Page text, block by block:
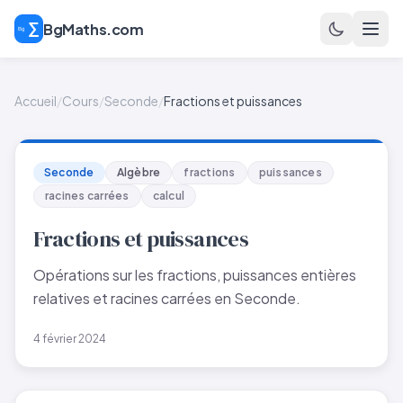
BgMaths.com
Accueil/Cours/Seconde/Fractions et puissances
Seconde Algèbre fractions
puissances
racines carrées
calcul
Fractions et puissances
Opérations sur les fractions, puissances entières
relatives et racines carrées en Seconde.
4 février 2024